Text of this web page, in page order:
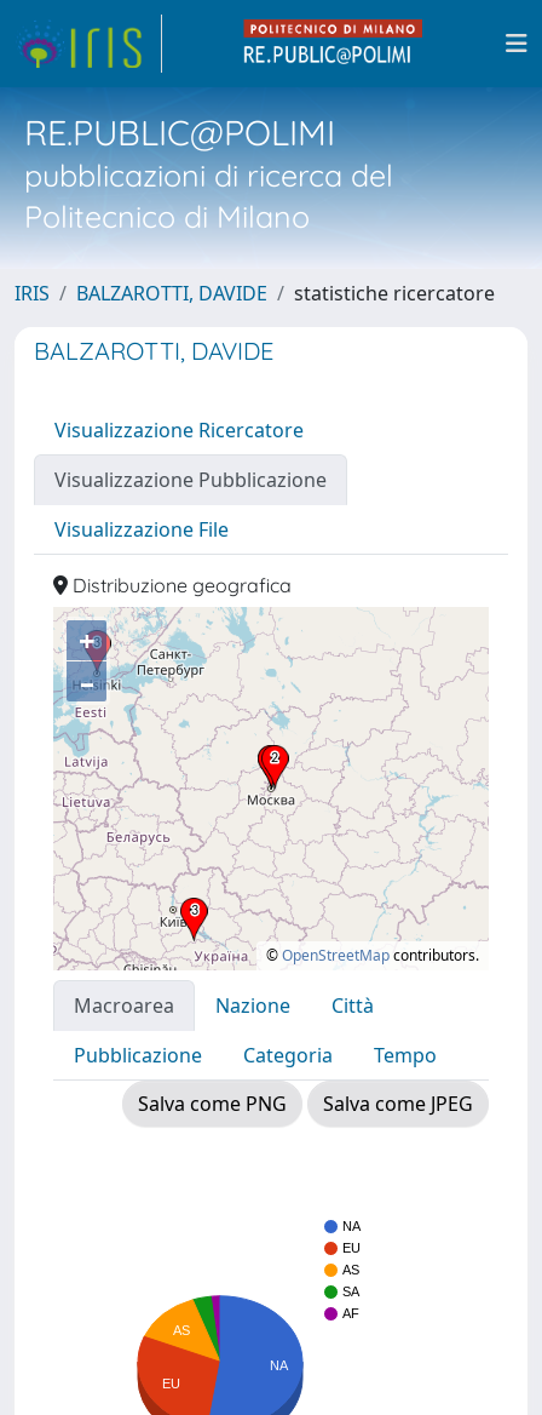
RE.PUBLIC@POLIMI
pubblicazioni di ricerca del
Politecnico di Milano
IRIS BALZAROTTI, DAVIDE statistiche ricercatore
BALZAROTTI, DAVIDE
Visualizzazione Ricercatore
Visualizzazione Pubblicazione
Visualizzazione File
Distribuzione geografica
+
–
©OpenStreetMapcontributors.
Macroarea Nazione
Città
Pubblicazione
Categoria
Tempo
Salva come PNG
Salva come JPEG
NA
EU
AS
SA
AF
AS
EU
NA